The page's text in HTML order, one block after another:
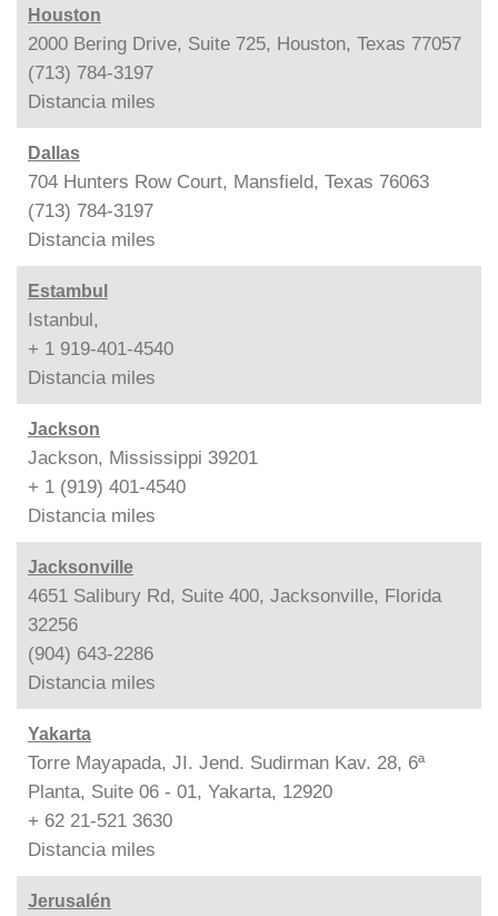
Houston
2000 Bering Drive, Suite 725, Houston, Texas 77057
(713) 784-3197
Distancia miles
Dallas
704 Hunters Row Court, Mansfield, Texas 76063
(713) 784-3197
Distancia miles
Estambul
Istanbul,
+ 1 919-401-4540
Distancia miles
Jackson
Jackson, Mississippi 39201
+ 1 (919) 401-4540
Distancia miles
Jacksonville
4651 Salibury Rd, Suite 400, Jacksonville, Florida
32256
(904) 643-2286
Distancia miles
Yakarta
Torre Mayapada, JI. Jend. Sudirman Kav. 28, 6ª
Planta, Suite 06 - 01, Yakarta, 12920
+ 62 21-521 3630
Distancia miles
Jerusalén